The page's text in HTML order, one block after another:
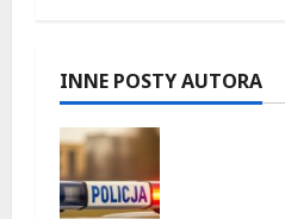
w
p
i
INNE POSTY AUTORA